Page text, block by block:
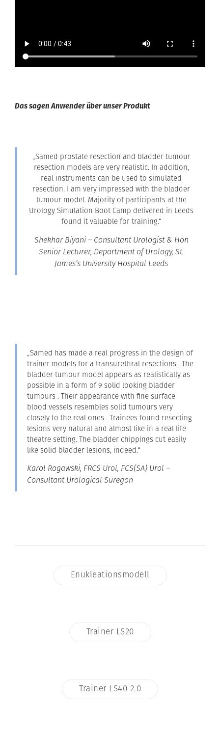
Das sagen Anwender über unser Produkt
„Samed prostate resection and bladder tumour
resection models are very realistic. In addition,
real instruments can be used to simulated
resection. I am very impressed with the bladder
tumour model. Majority of participants at the
Urology Simulation Boot Camp delivered in Leeds
found it valuable for training.“
Shekhar Biyani – Consultant Urologist & Hon
Senior Lecturer, Department of Urology, St.
James’s University Hospital Leeds
„Samed has made a real progress in the design of
trainer models for a transurethral resections . The
bladder tumour model appears as realistically as
possible in a form of 9 solid looking bladder
tumours . Their appearance with fine surface
blood vessels resembles solid tumours very
closely to the real ones . Trainees found resecting
lesions very natural and almost like in a real life
theatre setting. The bladder chippings cut easily
like solid bladder lesions, indeed.“
Karol Rogawski, FRCS Urol, FCS(SA) Urol –
Consultant Urological Suregon
Enukleationsmodell
Trainer LS20
Trainer LS40 2.0